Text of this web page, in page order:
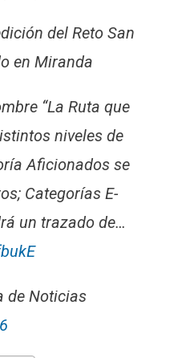
del Reto San
en Miranda
“La Ruta que
niveles de
Aficionados se
Categorías E-
un trazado de…
de Noticias